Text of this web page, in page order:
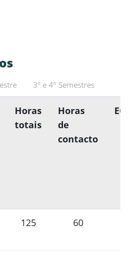
3º e 4º Semestres
Horas
totais
Horas
de
contacto
125 60